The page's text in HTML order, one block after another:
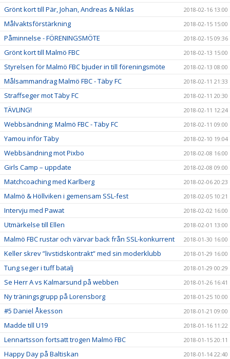
Grönt kort till Pär, Johan, Andreas & Niklas 2018-02-16 13:00
Målvaktsförstärkning 2018-02-15 15:00
Påminnelse - FÖRENINGSMÖTE 2018-02-15 09:36
Grönt kort till Malmö FBC 2018-02-13 15:00
Styrelsen för Malmö FBC bjuder in till föreningsmöte 2018-02-13 08:00
Målsammandrag Malmö FBC - Täby FC 2018-02-11 21:33
Straffseger mot Täby FC 2018-02-11 20:30
TÄVLING! 2018-02-11 12:24
Webbsändning: Malmö FBC - Täby FC 2018-02-11 09:00
Yamou inför Täby 2018-02-10 19:04
Webbsändning mot Pixbo 2018-02-08 16:00
Girls Camp – uppdate 2018-02-08 09:00
Matchcoaching med Karlberg 2018-02-06 20:23
Malmö & Höllviken i gemensam SSL-fest 2018-02-05 10:21
Intervju med Pawat 2018-02-02 16:00
Utmärkelse till Ellen 2018-02-01 13:00
Malmö FBC rustar och värvar back från SSL-konkurrent 2018-01-30 16:00
Keller skrev ”livstidskontrakt” med sin moderklubb 2018-01-29 16:00
Tung seger i tuff batalj 2018-01-29 00:29
Se Herr A vs Kalmarsund på webben 2018-01-26 16:41
Ny träningsgrupp på Lorensborg 2018-01-25 10:00
#5 Daniel Åkesson 2018-01-21 09:00
Madde till U19 2018-01-16 11:22
Lennartsson fortsatt trogen Malmö FBC 2018-01-15 20:11
Happy Day på Baltiskan 2018-01-14 22:40